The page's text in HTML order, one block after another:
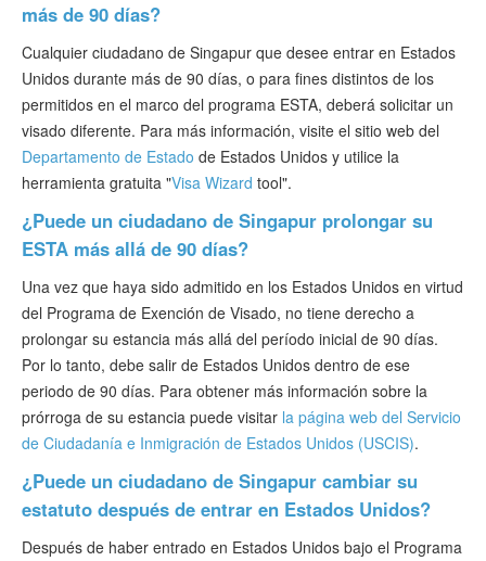
más de 90 días?
Cualquier ciudadano de Singapur que desee entrar en Estados
Unidos durante más de 90 días, o para fines distintos de los
permitidos en el marco del programa ESTA, deberá solicitar un
visado diferente. Para más información, visite el sitio web del
Departamento de Estado de Estados Unidos y utilice la
herramienta gratuita "Visa Wizard tool".
¿Puede un ciudadano de Singapur prolongar su
ESTA más allá de 90 días?
Una vez que haya sido admitido en los Estados Unidos en virtud
del Programa de Exención de Visado, no tiene derecho a
prolongar su estancia más allá del período inicial de 90 días.
Por lo tanto, debe salir de Estados Unidos dentro de ese
periodo de 90 días. Para obtener más información sobre la
prórroga de su estancia puede visitar la página web del Servicio
de Ciudadanía e Inmigración de Estados Unidos (USCIS).
¿Puede un ciudadano de Singapur cambiar su
estatuto después de entrar en Estados Unidos?
Después de haber entrado en Estados Unidos bajo el Programa